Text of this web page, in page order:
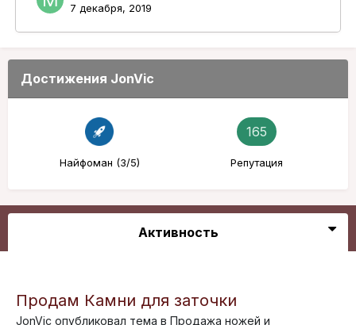
7 декабря, 2019
Достижения JonVic
Найфоман (3/5)
165
Репутация
Активность
Продам Камни для заточки
JonVic опубликовал тема в Продажа ножей и